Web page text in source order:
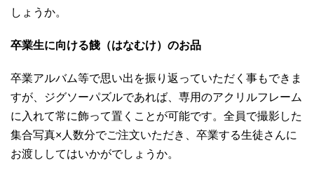
しょうか。
卒業生に向ける餞（はなむけ）のお品
卒業アルバム等で思い出を振り返っていただく事もできま
すが、ジグソーパズルであれば、専用のアクリルフレーム
に入れて常に飾って置くことが可能です。全員で撮影した
集合写真×人数分でご注文いただき、卒業する生徒さんに
お渡ししてはいかがでしょうか。